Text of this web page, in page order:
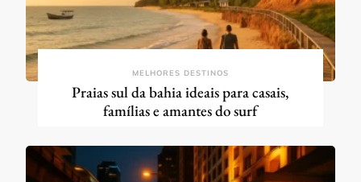
MELHORES DESTINOS
Praias sul da bahia ideais para casais,
famílias e amantes do surf